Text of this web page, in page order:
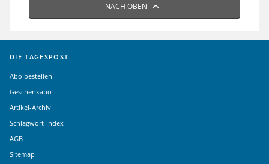
NACH OBEN
DIE TAGESPOST
Abo bestellen
Geschenkabo
Artikel-Archiv
Schlagwort-Index
AGB
Sitemap